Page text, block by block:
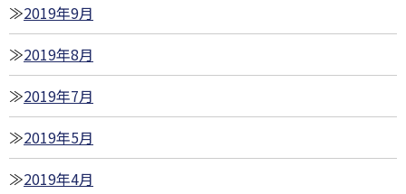
2019年9月
2019年8月
2019年7月
2019年5月
2019年4月